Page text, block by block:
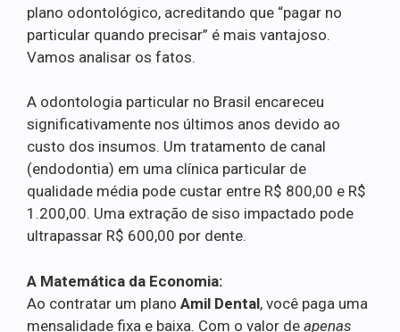
plano odontológico, acreditando que “pagar no
particular quando precisar” é mais vantajoso.
Vamos analisar os fatos.
A odontologia particular no Brasil encareceu
significativamente nos últimos anos devido ao
custo dos insumos. Um tratamento de canal
(endodontia) em uma clínica particular de
qualidade média pode custar entre R$ 800,00 e R$
1.200,00. Uma extração de siso impactado pode
ultrapassar R$ 600,00 por dente.
A Matemática da Economia:
Ao contratar um plano Amil Dental, você paga uma
mensalidade fixa e baixa. Com o valor de apenas